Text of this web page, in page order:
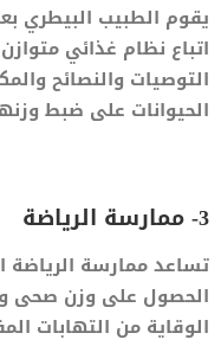
يقوم الطبيب البيطري
اتباع نظام غذائي
التوصيات والنصائح
الحيوانات على ضبط
3- ممارسة الرياضة
تساعد ممارسة الرياضة
الحصول على وزن صحى
الوقاية من التهابات